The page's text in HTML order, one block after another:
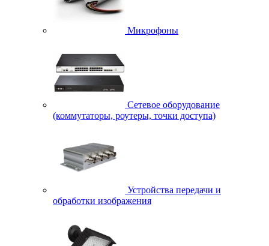
Микрофоны
Сетевое оборудование
(коммутаторы, роутеры, точки доступа)
Устройства передачи и
обработки изображения